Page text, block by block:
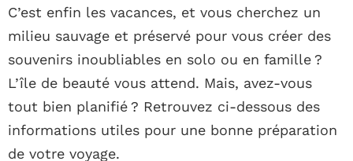
C’est enfin les vacances, et vous cherchez un
milieu sauvage et préservé pour vous créer des
souvenirs inoubliables en solo ou en famille ?
L’île de beauté vous attend. Mais, avez-vous
tout bien planifié ? Retrouvez ci-dessous des
informations utiles pour une bonne préparation
de votre voyage.